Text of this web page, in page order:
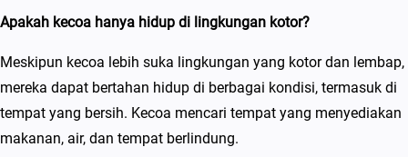
Apakah kecoa hanya hidup di lingkungan kotor?
Meskipun kecoa lebih suka lingkungan yang kotor dan lembap,
mereka dapat bertahan hidup di berbagai kondisi, termasuk di
tempat yang bersih. Kecoa mencari tempat yang menyediakan
makanan, air, dan tempat berlindung.